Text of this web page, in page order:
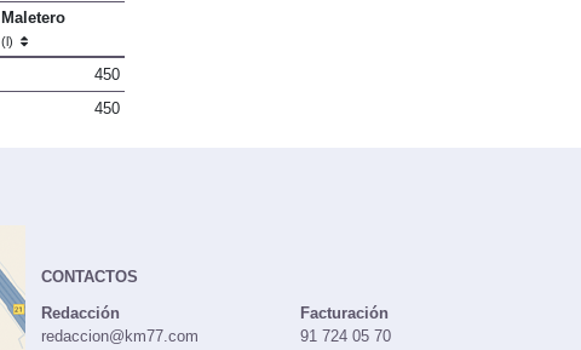
Maletero
(l)
450
450
CONTACTOS
Redacción
redaccion@km77.com
Facturación
91 724 05 70